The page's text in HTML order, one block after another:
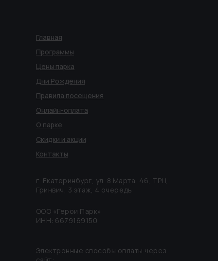
Главная
Программы
Цены парка
Правила посещения
Онлайн-оплата
г. Екатеринбург, ул. 8 Марта, 46, ТРЦ
Гринвич, 3 этаж, 4 очередь
ООО «Герои Парк»
ИНН: 6679169150
Контакты
Скидки и акции
Дни Рождения
Электронные способы оплаты через
О парке